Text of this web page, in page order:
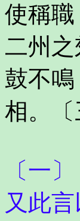
使稱
二州
鼓不
相。〔
〔一
又此